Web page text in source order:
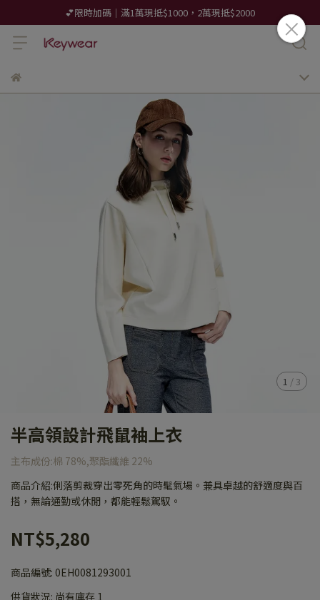
💕限時加碼｜滿1萬現抵$1000，2萬現抵$2000
1 / 3
半高領設計飛鼠袖上衣
主布成份:棉 78%,聚酯纖維 22%
商品介紹:俐落剪裁穿出零死角的時髦氣場。兼具卓越的舒適度與百
搭，無論通勤或休閒，都能輕鬆駕馭。
NT$5,280
商品編號: 0EH0081293001
供貨狀況: 尚有庫存 1